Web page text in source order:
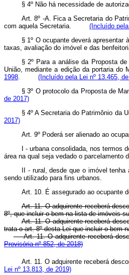
§ 4º Não há necessidade de
Art. 8º -A. Fica a Secretaria do
com aquela Secretaria. (Incluído
§ 1º O ocupante deverá
taxas, avaliação do imóvel e das
§ 2º Para a análise da Proposta
União, mediante a edição da portaria do
1998. (Incluído pela Lei nº 13.465,
§ 3º O protocolo da Proposta de
de 2017)
§ 4º A Secretaria do Patrimônio
2017)
Art. 9º Poderá ser alienado ao
I - urbana consolidada, nos termos
área na qual seja vedado o parcelamento
II - rural, desde que o imóvel
sendo utilizado para fins urbanos.
Art. 10. É assegurado ao ocupante
Art. 11. O adquirente receberá
8º, que incluir o bem na lista de imóveis
Art. 11. O adquirente receberá
trata o art. 8º desta Lei que incluir o
Art. 11. O adquirente receberá
Provisória nº 852, de 2018)
Art. 11. O adquirente receberá
Lei nº 13.813, de 2019)